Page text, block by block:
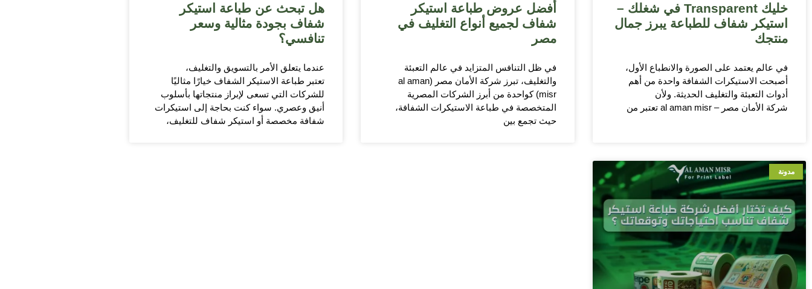
خليك Transparent في شغلك –
استيكر شفاف للطباعة يبرز جمال
منتجك
في عالم يعتمد على الصورة والانطباع الأول،
أصبحت الاستيكرات الشفافة واحدة من أهم
أدوات التعبئة والتغليف الحديثة. ولأن
شركة الأمان مصر – al aman misr تعتبر من
أفضل عروض طباعة استيكر
شفاف لجميع أنواع التغليف في
مصر
في ظل التنافس المتزايد في عالم التعبئة
والتغليف، تبرز شركة الأمان مصر (al aman
misr) كواحدة من أبرز الشركات المصرية
المتخصصة في طباعة الاستيكرات الشفافة،
حيث تجمع بين
هل تبحث عن طباعة استيكر
شفاف بجودة مثالية وسعر
تنافسي؟
عندما يتعلق الأمر بالتسويق والتغليف،
تعتبر طباعة الاستيكر الشفاف خيارًا مثاليًا
للشركات التي تسعى لإبراز منتجاتها بأسلوب
أنيق وعصري. سواء كنت بحاجة إلى استيكرات
شفافة مخصصة أو استيكر شفاف للتغليف،
مدونة